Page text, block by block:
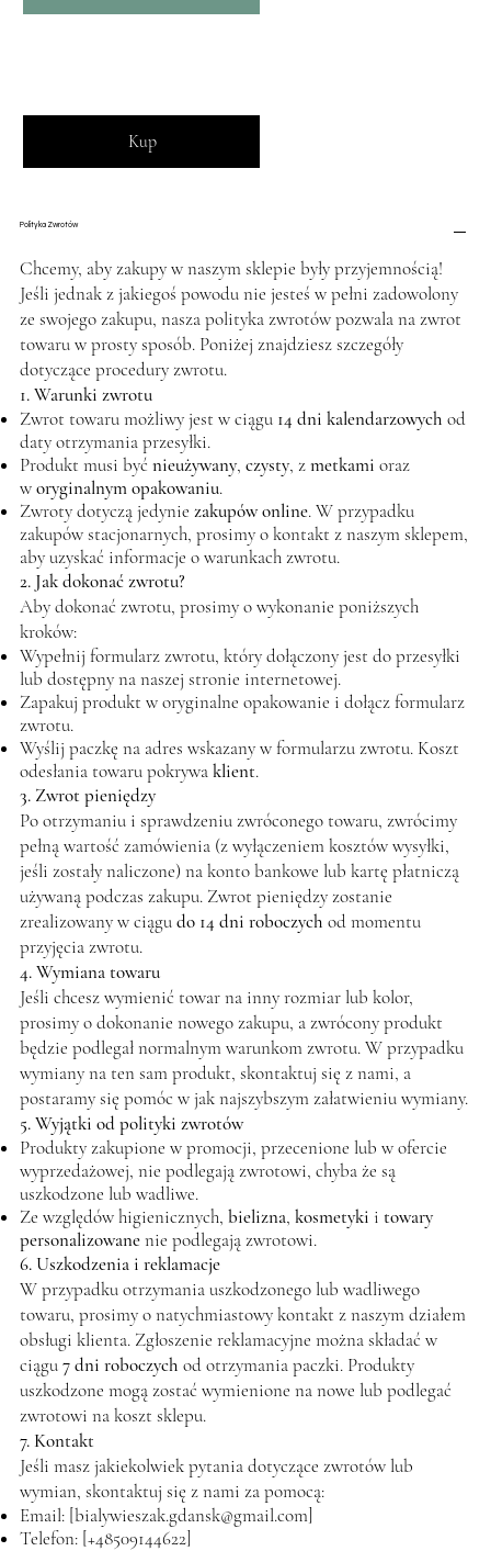
Kup
Polityka Zwrotów
Chcemy, aby zakupy w naszym sklepie były przyjemnością!
Jeśli jednak z jakiegoś powodu nie jesteś w pełni zadowolony
ze swojego zakupu, nasza polityka zwrotów pozwala na zwrot
towaru w prosty sposób. Poniżej znajdziesz szczegóły
dotyczące procedury zwrotu.
1. Warunki zwrotu
Zwrot towaru możliwy jest w ciągu 14 dni kalendarzowych od
daty otrzymania przesyłki.
Produkt musi być nieużywany, czysty, zmetkami oraz
woryginalnym opakowaniu.
Zwroty dotyczą jedynie zakupów online. W przypadku
zakupów stacjonarnych, prosimy o kontakt z naszym sklepem,
aby uzyskać informacje o warunkach zwrotu.
2. Jak dokonać zwrotu?
Aby dokonać zwrotu, prosimy o wykonanie poniższych
kroków:
Wypełnij formularz zwrotu, który dołączony jest do przesyłki
lub dostępny na naszej stronie internetowej.
Zapakuj produkt w oryginalne opakowanie i dołącz formularz
zwrotu.
Wyślij paczkę na adres wskazany w formularzu zwrotu. Koszt
odesłania towaru pokrywaklient.
3. Zwrot pieniędzy
Po otrzymaniu i sprawdzeniu zwróconego towaru, zwrócimy
pełną wartość zamówienia (z wyłączeniem kosztów wysyłki,
jeśli zostały naliczone) na konto bankowe lub kartę płatniczą
używaną podczas zakupu. Zwrot pieniędzy zostanie
zrealizowany w ciągudo 14 dni roboczych od momentu
przyjęcia zwrotu.
4. Wymiana towaru
Jeśli chcesz wymienić towar na inny rozmiar lub kolor,
prosimy o dokonanie nowego zakupu, a zwrócony produkt
będzie podlegał normalnym warunkom zwrotu. W przypadku
wymiany na ten sam produkt, skontaktuj się z nami, a
postaramy się pomóc w jak najszybszym załatwieniu wymiany.
5. Wyjątki od polityki zwrotów
Produkty zakupione w promocji, przecenione lub w ofercie
wyprzedażowej, nie podlegają zwrotowi, chyba że są
uszkodzone lub wadliwe.
Ze względów higienicznych, bielizna, kosmetyki i towary
personalizowanenie podlegają zwrotowi.
6. Uszkodzenia i reklamacje
W przypadku otrzymania uszkodzonego lub wadliwego
towaru, prosimy o natychmiastowy kontakt z naszym działem
obsługi klienta. Zgłoszenie reklamacyjne można składać w
ciągu7 dni roboczych od otrzymania paczki. Produkty
uszkodzone mogą zostać wymienione na nowe lub podlegać
zwrotowi na koszt sklepu.
7. Kontakt
Jeśli masz jakiekolwiek pytania dotyczące zwrotów lub
wymian, skontaktuj się z nami za pomocą:
Email: [bialywieszak.gdansk@gmail.com]
Telefon: [+48509144622]